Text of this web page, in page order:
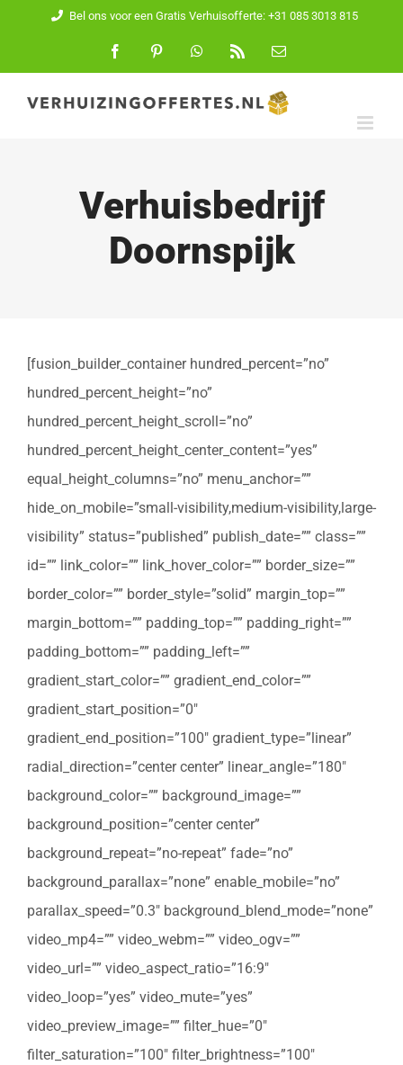
inhoud
Bel ons voor een Gratis Verhuisofferte: +31 085 3013 815
FacebookPinterest WhatsApp
E-
Verhuisbedrijf
Doornspijk
[fusion_builder_container hundred_percent=”no”
hundred_percent_height=”no”
hundred_percent_height_scroll=”no”
hundred_percent_height_center_content=”yes”
equal_height_columns=”no” menu_anchor=””
hide_on_mobile=”small-visibility,medium-visibility,large-
visibility” status=”published” publish_date=”” class=””
id=”” link_color=”” link_hover_color=”” border_size=””
border_color=”” border_style=”solid” margin_top=””
margin_bottom=”” padding_top=”” padding_right=””
padding_bottom=”” padding_left=””
gradient_start_color=”” gradient_end_color=””
gradient_start_position=”0″
gradient_end_position=”100″ gradient_type=”linear”
radial_direction=”center center” linear_angle=”180″
background_color=”” background_image=””
background_position=”center center”
background_repeat=”no-repeat” fade=”no”
background_parallax=”none” enable_mobile=”no”
parallax_speed=”0.3″ background_blend_mode=”none”
video_mp4=”” video_webm=”” video_ogv=””
video_url=”” video_aspect_ratio=”16:9″
video_loop=”yes” video_mute=”yes”
video_preview_image=”” filter_hue=”0″
filter_saturation=”100″ filter_brightness=”100″